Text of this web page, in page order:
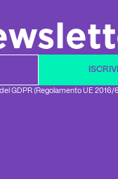
GDPR (Regolamento UE 2016/